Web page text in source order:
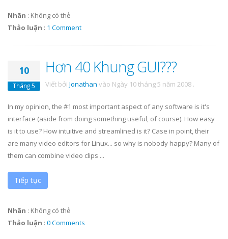
Nhãn : Không có thẻ
Thảo luận : 1 Comment
10
Tháng 5
Hơn 40 Khung GUI???
Viết bởi Jonathan vào Ngày 10 tháng 5 năm 2008 .
In my opinion, the #1 most important aspect of any software is it's
interface (aside from doing something useful, of course). How easy
is it to use? How intuitive and streamlined is it? Case in point, their
are many video editors for Linux... so why is nobody happy? Many of
them can combine video clips ...
Tiếp tục
Nhãn : Không có thẻ
Thảo luận : 0 Comments